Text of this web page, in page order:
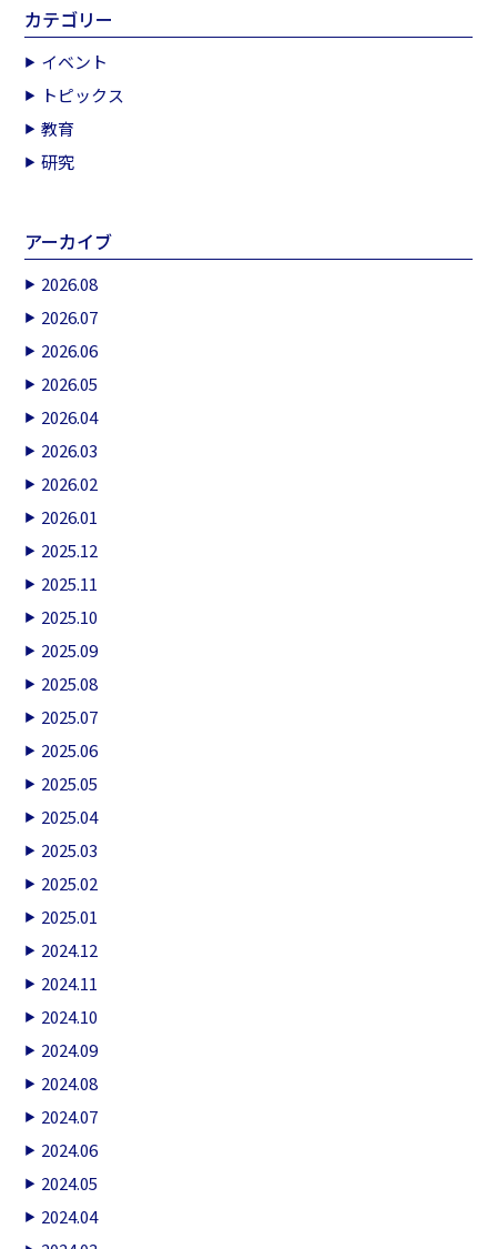
カテゴリー
イベント
トピックス
教育
研究
アーカイブ
2026.08
2026.07
2026.06
2026.05
2026.04
2026.03
2026.02
2026.01
2025.12
2025.11
2025.10
2025.09
2025.08
2025.07
2025.06
2025.05
2025.04
2025.03
2025.02
2025.01
2024.12
2024.11
2024.10
2024.09
2024.08
2024.07
2024.06
2024.05
2024.04